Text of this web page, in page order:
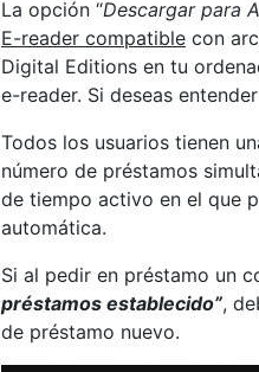
La opción “Descargar para
E-reader compatiblecon
Digital Editions en tu
e-reader. Si deseas
Todos los usuarios tienen
número de préstamos
de tiempo activo en el que
automática.
Si al pedir en préstamo un
préstamos establecido”,
de préstamo nuevo.